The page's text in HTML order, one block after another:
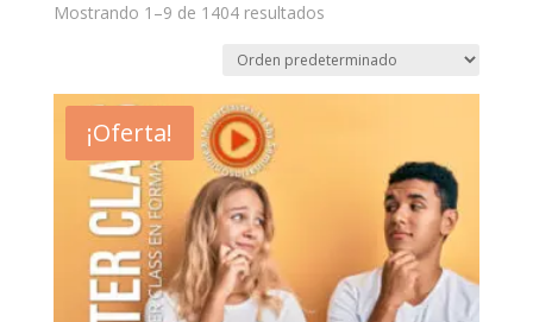
Mostrando 1–9 de 1404 resultados
¡Oferta!